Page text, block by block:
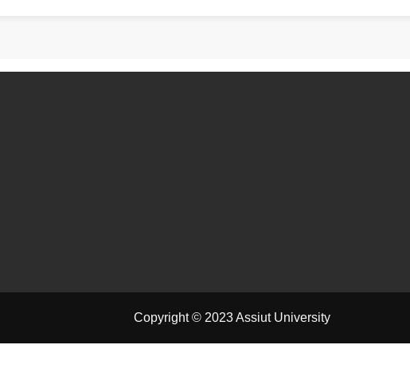
Copyright © 2023 Assiut University